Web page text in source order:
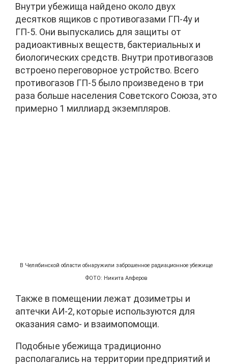
Внутри убежища найдено около двух
десятков ящиков с противогазами ГП-4у и
ГП-5. Они выпускались для защиты от
радиоактивных веществ, бактериальных и
биологических средств. Внутри противогазов
встроено переговорное устройство. Всего
противогазов ГП-5 было произведено в три
раза больше населения Советского Союза, это
примерно 1 миллиард экземпляров.
В Челябинской области обнаружили заброшенное радиационное убежище
ФОТО: Никита Алферов
Также в помещении лежат дозиметры и
аптечки АИ-2, которые используются для
оказания само- и взаимопомощи.
Подобные убежища традиционно
располагались на территории предприятий и